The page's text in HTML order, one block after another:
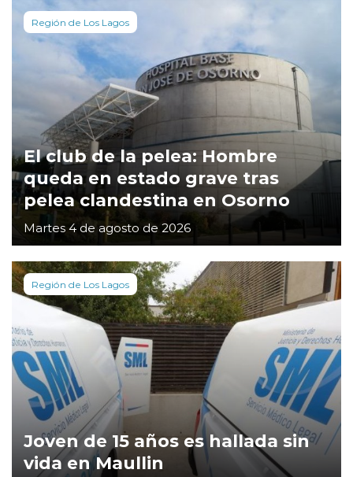
Región de Los Lagos
El club de la pelea: Hombre
queda en estado grave tras
pelea clandestina en Osorno
Martes 4 de agosto de 2026
Región de Los Lagos
Joven de 15 años es hallada sin
vida en Maullin